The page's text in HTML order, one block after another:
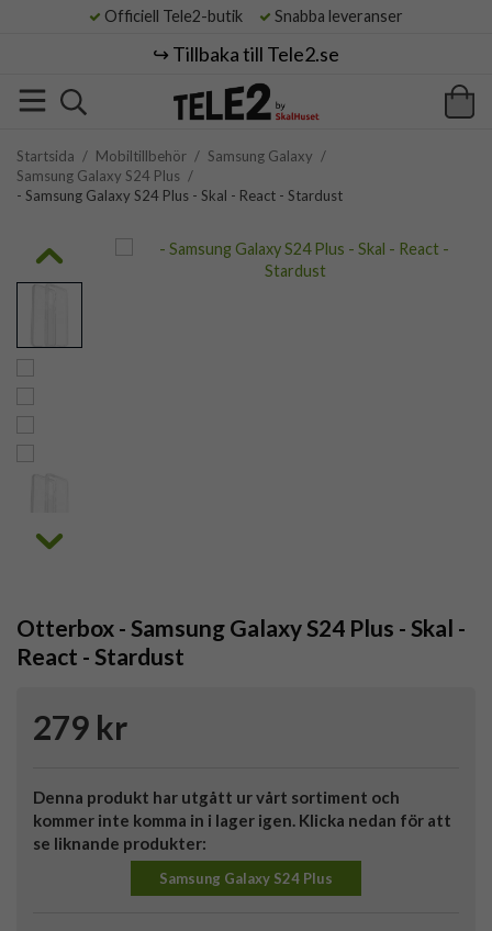
Officiell Tele2-butik Snabba leveranser
↪️ Tillbaka till Tele2.se
Startsida / Mobiltillbehör / Samsung Galaxy /
Samsung Galaxy S24 Plus /
- Samsung Galaxy S24 Plus - Skal - React - Stardust
Otterbox - Samsung Galaxy S24 Plus - Skal -
React - Stardust
279 kr
Denna produkt har utgått ur vårt sortiment och
kommer inte komma in i lager igen. Klicka nedan för att
se liknande produkter:
Samsung Galaxy S24 Plus